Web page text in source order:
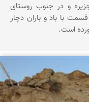
و در جنوب روستای
با باد و باران دچار
است.